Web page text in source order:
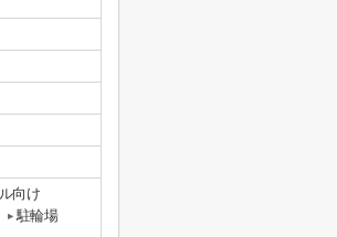
向け
駐輪場